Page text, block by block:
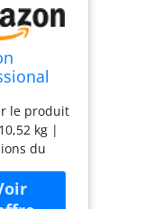
70" |
16:9
le produit
kg |
du
10,7 x
cm |
cm |